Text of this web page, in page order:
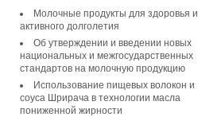
Молочные продукты для здоровья и
активного долголетия
Об утверждении и введении новых
национальных и межгосударственных
стандартов на молочную продукцию
Использование пищевых волокон и
соуса Шрирача в технологии масла
пониженной жирности